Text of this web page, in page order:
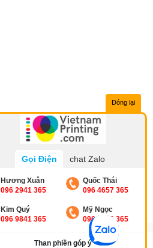
Đóng lại
Gọi Điện chat Zalo
Hương Xuân
096 2941 365
Quốc Thái
096 4657 365
Kim Quý
096 9841 365
Mỹ Ngọc
096 4212 365
Than phiền góp ý